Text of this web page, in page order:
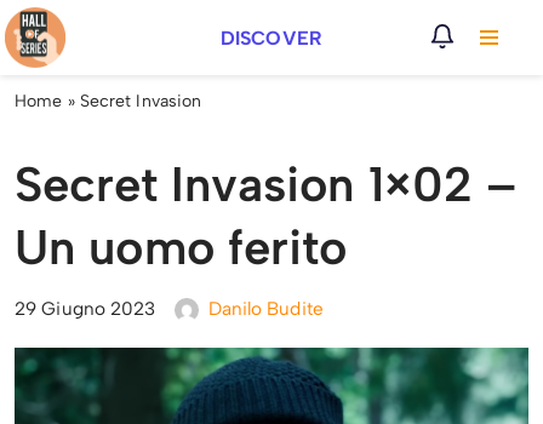
Vai
al
DISCOVER
Home » Secret Invasion
Secret Invasion 1×02 –
Un uomo ferito
29 Giugno 2023 Danilo Budite